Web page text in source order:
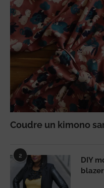
Coudre un kimono
2
DIY